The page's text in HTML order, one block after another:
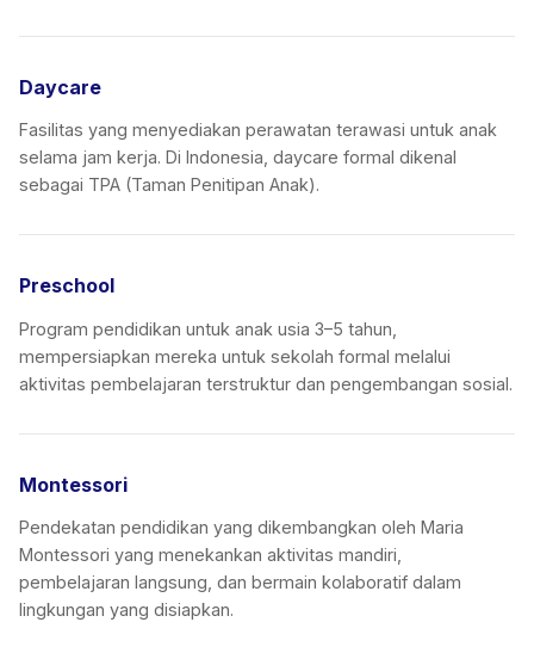
Daycare
Fasilitas yang menyediakan perawatan terawasi untuk anak
selama jam kerja. Di Indonesia, daycare formal dikenal
sebagai TPA (Taman Penitipan Anak).
Preschool
Program pendidikan untuk anak usia 3–5 tahun,
mempersiapkan mereka untuk sekolah formal melalui
aktivitas pembelajaran terstruktur dan pengembangan sosial.
Montessori
Pendekatan pendidikan yang dikembangkan oleh Maria
Montessori yang menekankan aktivitas mandiri,
pembelajaran langsung, dan bermain kolaboratif dalam
lingkungan yang disiapkan.